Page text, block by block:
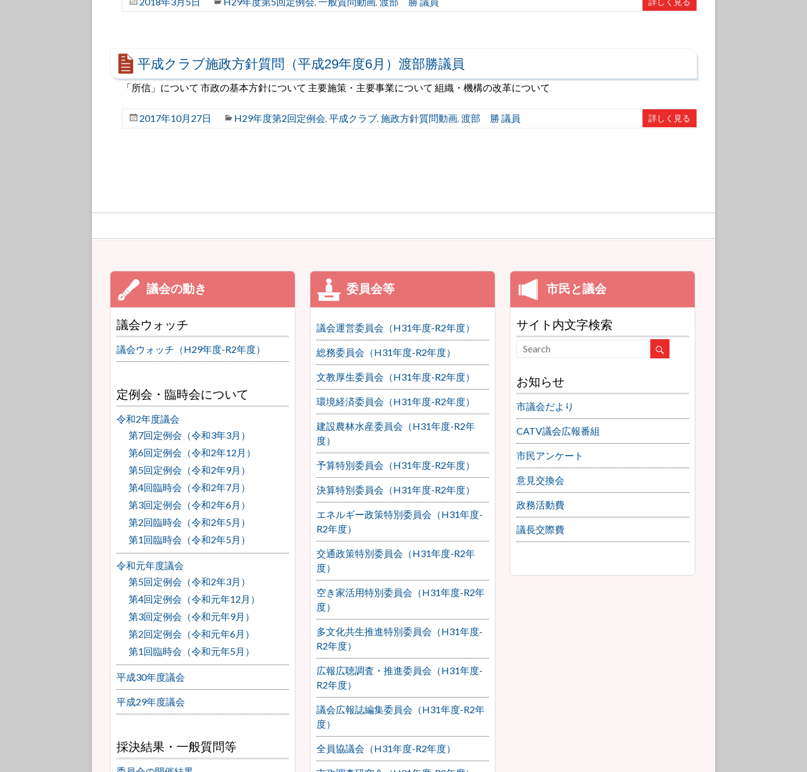
, ,
平成クラブ施政方針質問（平成29年度6月）渡部勝議員
「所信」について 市政の基本方針について 主要施策・主要事業について 組織・機構の改革について
2017年10月27日 H29年度第2回定例会, 平成クラブ, 施政方針質問動画, 渡部 勝 議員 詳しく見る
議会ウォッチ
議会ウォッチ（H29年度-R2年度）
定例会・臨時会について
令和2年度議会
第7回定例会（令和3年3月）
第6回定例会（令和2年12月）
第5回定例会（令和2年9月）
第4回臨時会（令和2年7月）
第3回定例会（令和2年6月）
第2回臨時会（令和2年5月）
第1回臨時会（令和2年5月）
令和元年度議会
第5回定例会（令和2年3月）
第4回定例会（令和元年12月）
第3回定例会（令和元年9月）
第2回定例会（令和元年6月）
第1回臨時会（令和元年5月）
平成30年度議会
平成29年度議会
採決結果・一般質問等
議会運営委員会（H31年度-R2年度）
総務委員会（H31年度-R2年度）
文教厚生委員会（H31年度-R2年度）
環境経済委員会（H31年度-R2年度）
建設農林水産委員会（H31年度-R2年
度）
予算特別委員会（H31年度-R2年度）
決算特別委員会（H31年度-R2年度）
エネルギー政策特別委員会（H31年度-
R2年度）
交通政策特別委員会（H31年度-R2年
度）
空き家活用特別委員会（H31年度-R2年
度）
多文化共生推進特別委員会（H31年度-
R2年度）
広報広聴調査・推進委員会（H31年度-
R2年度）
議会広報誌編集委員会（H31年度-R2年
度）
全員協議会（H31年度-R2年度）
サイト内文字検索
お知らせ
市議会だより
CATV議会広報番組
市民アンケート
意見交換会
政務活動費
議長交際費